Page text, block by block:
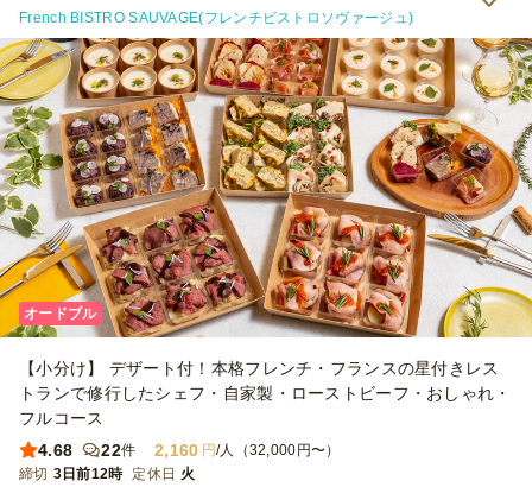
French BISTRO SAUVAGE(フレンチビストロソヴァージュ)
オードブル
【小分け】 デザート付！本格フレンチ・フランスの星付きレス
トランで修行したシェフ・自家製・ローストビーフ・おしゃれ・
フルコース
4.68
22件 2,160 円/人（32,000円〜）
締切 3日前12時 定休日 火